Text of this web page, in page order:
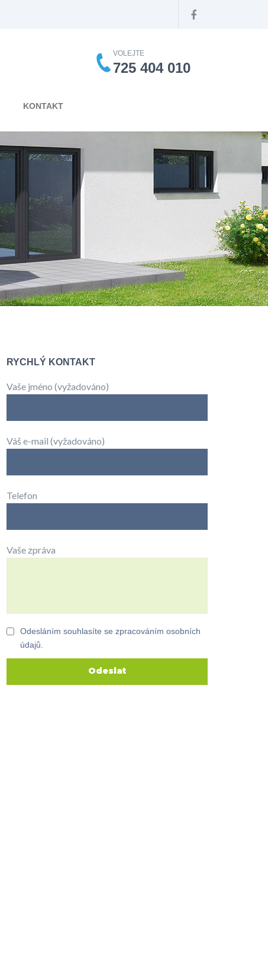
KONTAKT
VOLEJTE
725 404 010
RYCHLÝ KONTAKT
Vaše jméno (vyžadováno)
Váš e-mail (vyžadováno)
Telefon
Vaše zpráva
Odesláním souhlasíte se zpracováním osobních
údajů.